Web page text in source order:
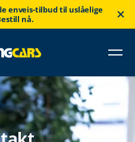
enveis-tilbud til uslåelige
nå.